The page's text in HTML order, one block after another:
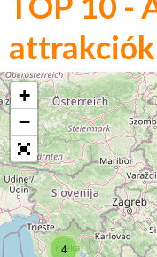
attrakciók
4
+
−